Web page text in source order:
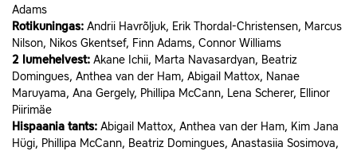
Adams
Rotikuningas: Andrii Havrõljuk, Erik Thordal-Christensen, Marcus
Nilson, Nikos Gkentsef, Finn Adams, Connor Williams
2 lumehelvest: Akane Ichii, Marta Navasardyan, Beatriz
Domingues, Anthea van der Ham, Abigail Mattox, Nanae
Maruyama, Ana Gergely, Phillipa McCann, Lena Scherer, Ellinor
Piirimäe
Hispaania tants: Abigail Mattox, Anthea van der Ham, Kim Jana
Hügi, Phillipa McCann, Beatriz Domingues, Anastasiia Sosimova,